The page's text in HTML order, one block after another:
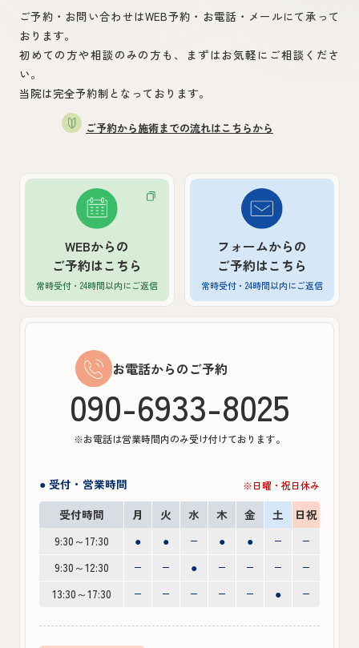
ご予約・お問い合わせはWEB予約・お電話・メールにて承って
おります。
初めての方や相談のみの方も、まずはお気軽にご相談くださ
い。
当院は完全予約制となっております。
ご予約から施術までの流れはこちらから
WEBからの
ご予約はこちら
常時受付・24時間以内にご返信
フォームからの
ご予約はこちら
常時受付・24時間以内にご返信
お電話からのご予約
090-6933-8025
※お電話は営業時間内のみ受け付けております。
● 受付・営業時間 ※日曜・祝日休み
受付時間 月 火 水 木 金 土
日祝
9:30～17:30
● ● ●
●
9:30～12:30
●
13:30～17:30
●